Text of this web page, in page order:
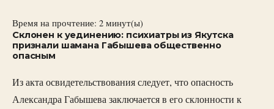
Время на прочтение: 2 минут(ы)
Склонен к уединению: психиатры из Якутска
признали шамана Габышева общественно
опасным
Из акта освидетельствования следует, что опасность
Александра Габышева заключается в его склонности к